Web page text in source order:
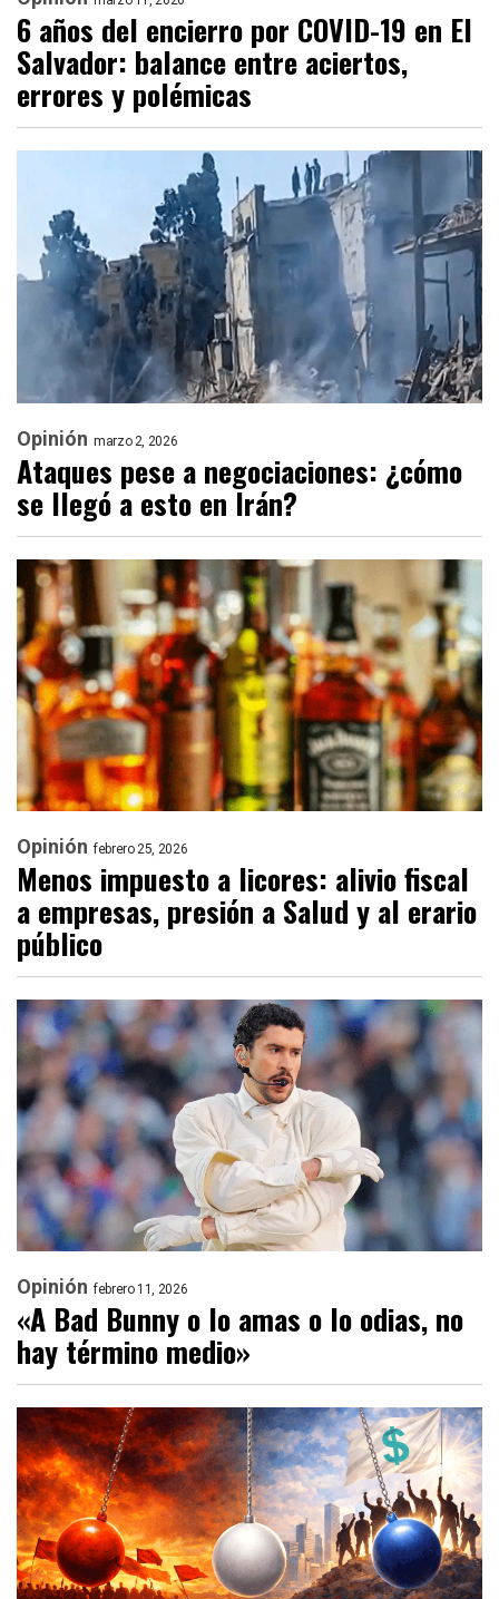
6 años del encierro por COVID-19 en El
Salvador: balance entre aciertos,
errores y polémicas
Opinión marzo 2, 2026
Ataques pese a negociaciones: ¿cómo
se llegó a esto en Irán?
Opinión febrero 25, 2026
Menos impuesto a licores: alivio fiscal
a empresas, presión a Salud y al erario
público
Opinión febrero 11, 2026
«A Bad Bunny o lo amas o lo odias, no
hay término medio»